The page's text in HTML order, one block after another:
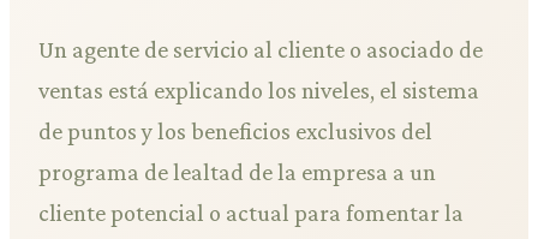
Un agente de servicio al cliente o asociado de
ventas está explicando los niveles, el sistema
de puntos y los beneficios exclusivos del
programa de lealtad de la empresa a un
cliente potencial o actual para fomentar la